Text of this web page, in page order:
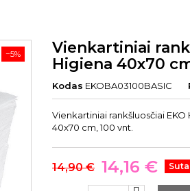
−5%
Vienkartiniai
Higiena 40x70
Kodas EKOBA03100BASIC
Vienkartiniai rankšluosčiai EKO
40x70 cm, 100 vnt.
14,90 € 14,16 €